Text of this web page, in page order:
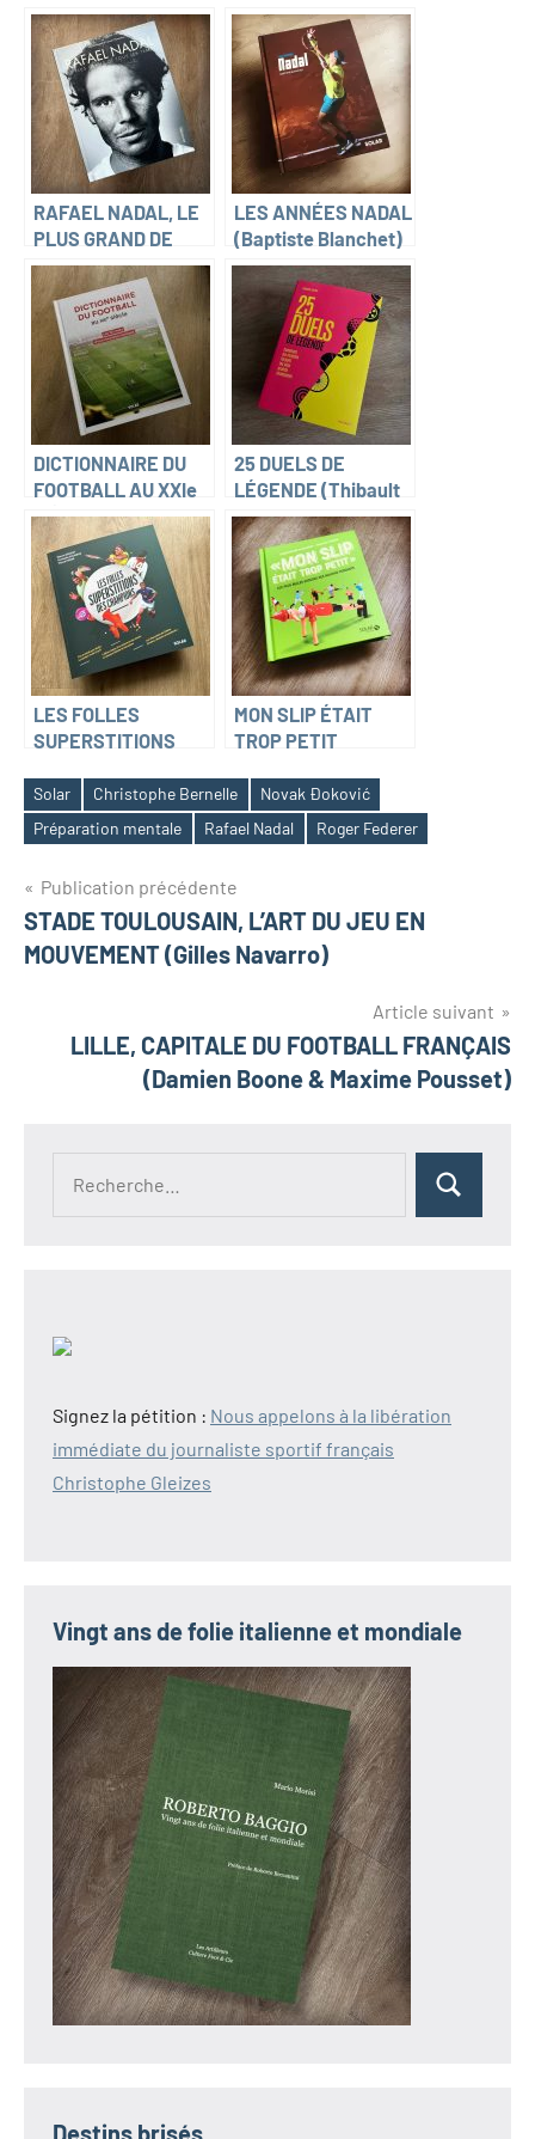
RAFAEL NADAL, LE
PLUS GRAND DE
TOUS LES TEMPS
(Fabrice Abgrall et
François
Thomazeau)
LES ANNÉES NADAL
(Baptiste Blanchet)
DICTIONNAIRE DU
FOOTBALL AU XXIe
SIÈCLE (Christophe
Kuchly & Philippe
Gargov)
25 DUELS DE
LÉGENDE (Thibault
Jardin)
LES FOLLES
SUPERSTITIONS
(Étienne Bonamy,
Christophe
Duchiron, Manuel
MON SLIP ÉTAIT
TROP PETIT
Duchiron et Manuel
Tissier)
Solar Christophe Bernelle
Novak Đoković
Préparation mentale
Rafael Nadal Roger Federer
Navigation
de
Publication précédente
STADE TOULOUSAIN, L’ART DU JEU EN
MOUVEMENT (Gilles Navarro)
Article suivant
LILLE, CAPITALE DU FOOTBALL FRANÇAIS
(Damien Boone & Maxime Pousset)
Rechercher
Signez la pétition : Nous appelons à la libération
immédiate du journaliste sportif français
Christophe Gleizes
Vingt ans de folie italienne et mondiale